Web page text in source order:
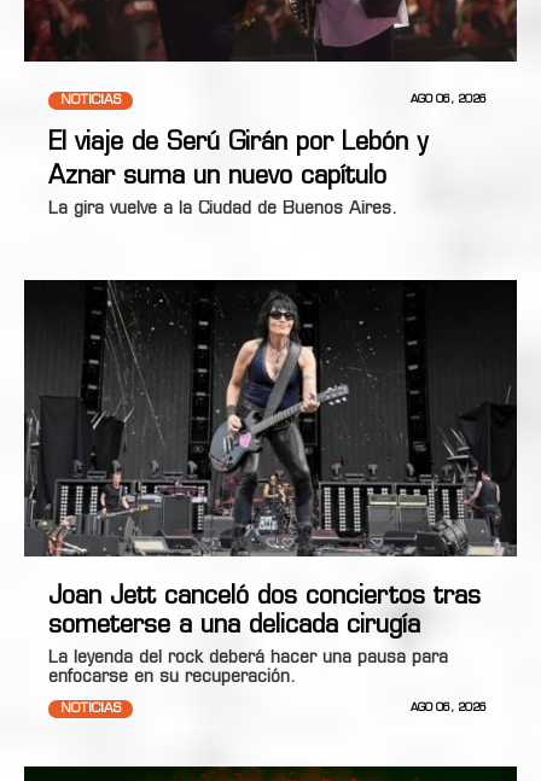
NOTICIAS AGO 06, 2026
El viaje de Serú Girán por Lebón y
Aznar suma un nuevo capítulo
La gira vuelve a la Ciudad de Buenos Aires.
Joan Jett canceló dos conciertos tras
someterse a una delicada cirugía
La leyenda del rock deberá hacer una pausa para
enfocarse en su recuperación.
NOTICIAS AGO 06, 2026